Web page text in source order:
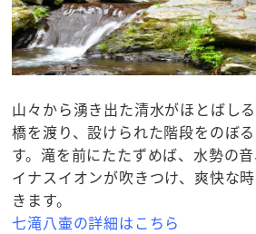
山々から湧き出た清水がほとばし
橋を渡り、設けられた階段をのぼ
す。滝を前にたたずめば、水勢の
イナスイオンが吹きつけ、爽快な
きます。
七滝八壷の詳細はこちら